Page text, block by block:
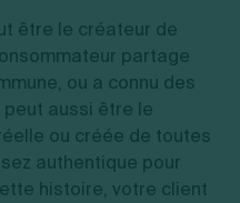
être le créateur de
partage
ou a connu des
aussi être le
ou créée de toutes
authentique pour
histoire, votre client